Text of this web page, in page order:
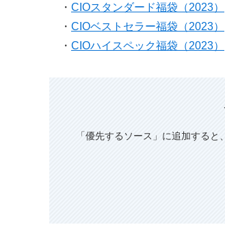
・ CIOスタンダード福袋（2023）
・ CIOベストセラー福袋（2023）
・ CIOハイスペック福袋（2023）
「優先するソース」に追加する